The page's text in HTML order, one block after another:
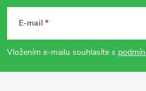
p
a
E-mail
Vložením e-mailu souhlasíte s